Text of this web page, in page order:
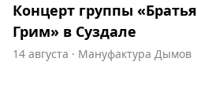
Концерт группы «Братья
Грим» в Суздале
14 августа · Мануфактура Дымов